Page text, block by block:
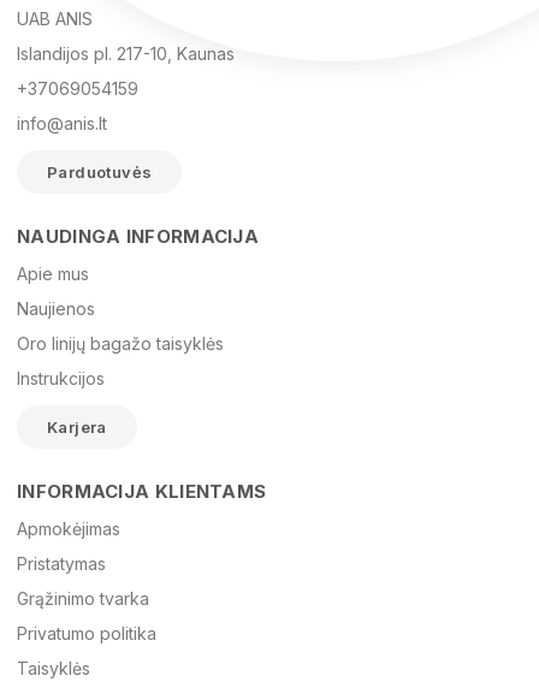
El. paštas
Žinutė
UAB ANIS
Islandijos pl. 217-10, Kaunas
+37069054159
info@anis.lt
Parduotuvės
NAUDINGA INFORMACIJA
Apie mus
Naujienos
Oro linijų bagažo taisyklės
Instrukcijos
Karjera
INFORMACIJA KLIENTAMS
Apmokėjimas
Pristatymas
Grąžinimo tvarka
Privatumo politika
Taisyklės